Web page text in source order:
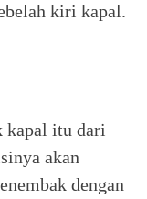
kiri kapal.
kapal itu dari
akan
dengan